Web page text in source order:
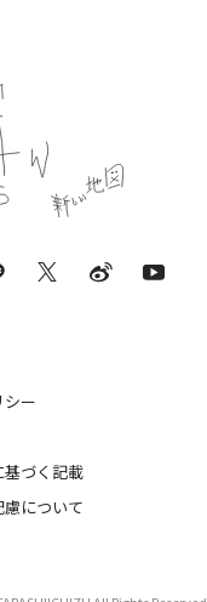
ー
づく記載
について